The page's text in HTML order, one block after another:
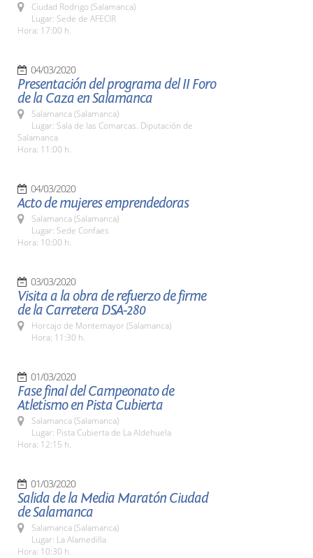
Ciudad Rodrigo (Salamanca)
Lugar: Sede de AFECIR
Hora: 17:00 h.
04/03/2020
Presentación del programa del II Foro
de la Caza en Salamanca
Salamanca (Salamanca)
Lugar: Sala de las Comarcas. Diputación de
Salamanca
Hora: 11:00 h.
04/03/2020
Acto de mujeres emprendedoras
Salamanca (Salamanca)
Lugar: Sede Confaes
Hora: 10:00 h.
03/03/2020
Visita a la obra de refuerzo de firme
de la Carretera DSA-280
Horcajo de Montemayor (Salamanca)
Hora: 11:30 h.
01/03/2020
Fase final del Campeonato de
Atletismo en Pista Cubierta
Salamanca (Salamanca)
Lugar: Pista Cubierta de La Aldehuela
Hora: 12:15 h.
01/03/2020
Salida de la Media Maratón Ciudad
de Salamanca
Salamanca (Salamanca)
Lugar: La Alamedilla
Hora: 10:30 h.